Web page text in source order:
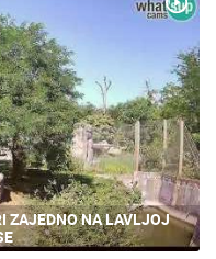
ZAJEDNO NA LAVLJOJ